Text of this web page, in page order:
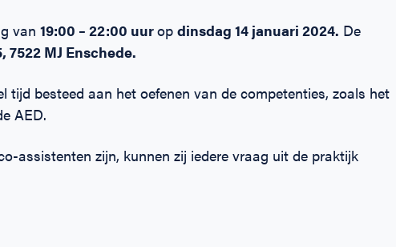
van 19:00 – 22:00 uurop dinsdag 14 januari 2024. De
7522 MJ Enschede.
tijd besteed aan het oefenen van de competenties, zoals het
AED.
assistenten zijn, kunnen zij iedere vraag uit de praktijk